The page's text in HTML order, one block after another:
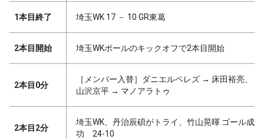
1本目終了 埼玉WK 17 － 10 GR東葛
2本目開始 埼玉WKボールのキックオフで2本目開始
2本目0分
［メンバー入替］ダニエルペレズ → 床田裕亮、
山沢京平 → マノアラトゥ
2本目2分
埼玉WK、丹治辰碩がトライ、竹山晃暉 ゴール成
功 24-10